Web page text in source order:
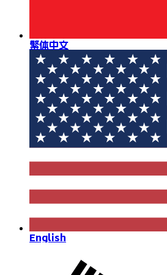
繁体中文
English